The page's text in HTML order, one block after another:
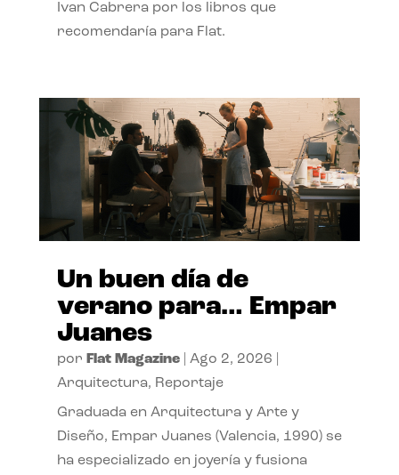
Ivan Cabrera por los libros que
recomendaría para Flat.
Un buen día de
verano para… Empar
Juanes
por Flat Magazine| Ago 2, 2026
Arquitectura, Reportaje
Graduada en Arquitectura y Arte y
Diseño, Empar Juanes (Valencia, 1990) se
ha especializado en joyería y fusiona